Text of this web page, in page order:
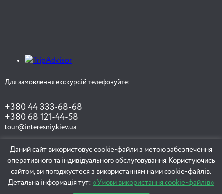
Даний сайт використовує cookie-файли з метою забезпечення
оперативного та індивідуального обслуговування. Користуючись
сайтом, ви погоджуєтеся з використанням нами cookie-файлів.
Детальна інформація тут: «Умови використання cookie-файлів»
Для замовлення екскурсій телефонуйте:
+380 44 333-68-68
+380 68 121-44-58
tour@interesniy.kiev.ua
ЗАМОВИТИ ЕКСКУРСІЮ